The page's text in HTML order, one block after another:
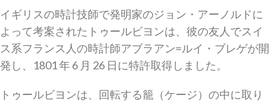
イギリスの時計技師で発明家のジョン・アーノルドに
よって考案されたトゥールビヨンは、彼の友人でスイ
ス系フランス人の時計師アブラアン=ルイ・ブレゲが開
発し、1801 年 6 月 26 日に特許取得しました。
トゥールビヨンは、回転する籠（ケージ）の中に取り